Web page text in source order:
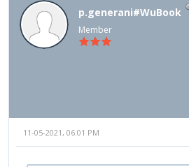
p.generani#WuBook
Member
11-05-2021, 06:01 PM